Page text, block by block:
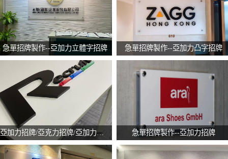
急單招牌製作--亞加力立體字招牌 急單招牌製作--亞加力凸字招牌
亞加力招牌/亞克力招牌/亞加力凸字 急單招牌製作--亞加力招牌